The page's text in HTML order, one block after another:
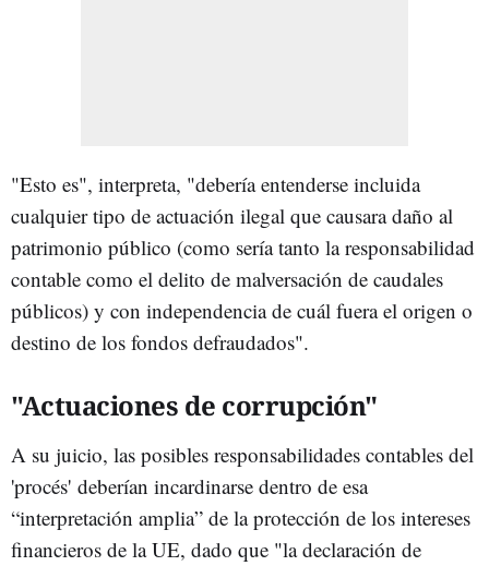
"Esto es", interpreta, "debería entenderse incluida
cualquier tipo de actuación ilegal que causara daño al
patrimonio público (como sería tanto la responsabilidad
contable como el delito de malversación de caudales
públicos) y con independencia de cuál fuera el origen o
destino de los fondos defraudados".
"Actuaciones de corrupción"
A su juicio, las posibles responsabilidades contables del
'procés' deberían incardinarse dentro de esa
“interpretación amplia” de la protección de los intereses
financieros de la UE, dado que "la declaración de